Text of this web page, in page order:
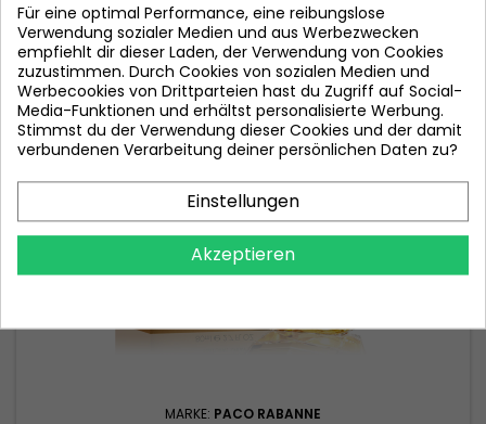
 In den Warenkorb
Auf Lager
MARKE: PACO RABANNE
Für eine optimal Performance, eine reibungslose
Verwendung sozialer Medien und aus Werbezwecken
empfiehlt dir dieser Laden, der Verwendung von Cookies
zuzustimmen. Durch Cookies von sozialen Medien und
Werbecookies von Drittparteien hast du Zugriff auf Social-
Media-Funktionen und erhältst personalisierte Werbung.
Stimmst du der Verwendung dieser Cookies und der damit
verbundenen Verarbeitung deiner persönlichen Daten zu?
Einstellungen
Akzeptieren